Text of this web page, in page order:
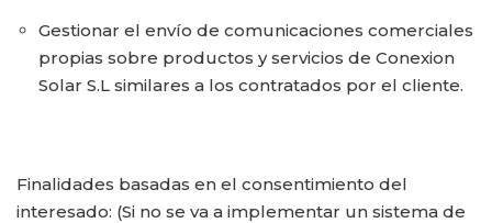
Gestionar el envío de comunicaciones comerciales
propias sobre productos y servicios de Conexion
Solar S.L similares a los contratados por el cliente.
Finalidades basadas en el consentimiento del
interesado: (Si no se va a implementar un sistema de